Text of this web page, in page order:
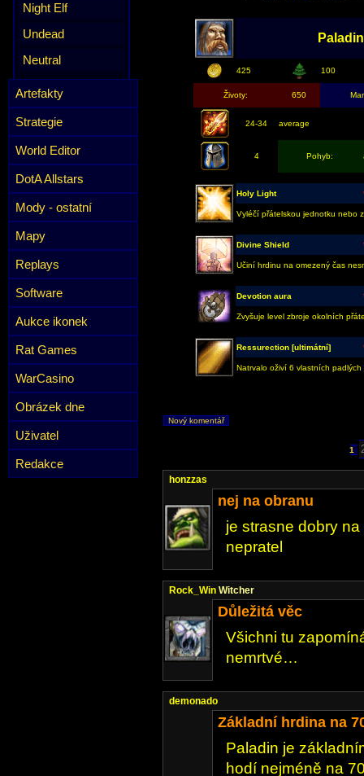
Night Elf
Undead
Neutral
Artefakty
Strategie
World Editor
DotA Allstars
Mody - ostatní
Mapy
Replays
Software
Aukce ikonek
Rat Games
WarCasino
Obrázek dne
Uživatel
Redakce
Paladin
425 100
Životy: 650
24-34 average
4 Pohyb:
Holy Light
Vyléčí přátelskou jednotku nebo
Divine Shield
Učiní hrdinu na omezený čas
Devotion aura
Zvyšuje level zbroje okolních
Ressurection [ultimátní]
Natrvalo oživí 6 vlastních padlých
Nový komentář
1
honzzas
nej na obranu
je strasne dobry
nepratel
Rock_Win Witcher
Důležitá věc
Všichni tu
nemrtvé…
demonado
Základní hrdina na
Paladin je
hodí nejméně na